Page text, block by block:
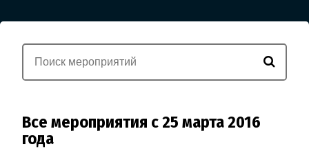
Все мероприятия с 25 марта 2016
года